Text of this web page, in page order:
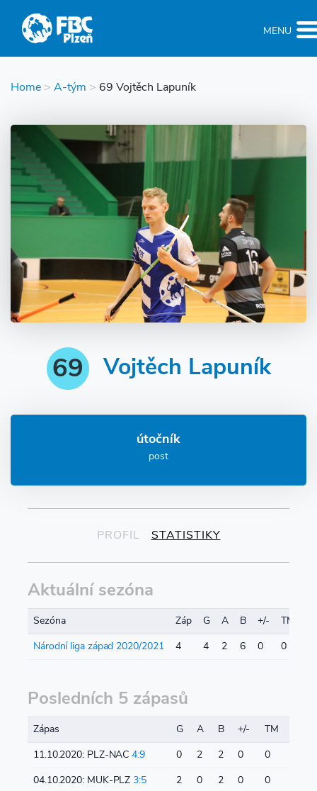
MENU
Home > A-tým > 69 Vojtěch Lapuník
69 Vojtěch Lapuník
útočník
post
PROFIL STATISTIKY
Aktuální sezóna
Sezóna Záp G A B +/- TM
Národní liga západ 2020/2021 4 4 2 6 0 0
Posledních 5 zápasů
Zápas G A B +/- TM
11.10.2020: PLZ-NAC4:9 0 2 2 0 0
04.10.2020: MUK-PLZ 3:5 2 0 2 0 0